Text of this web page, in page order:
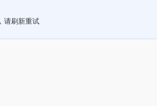
请刷新重试